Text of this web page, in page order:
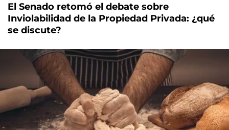
El Senado retomó el debate sobre
Inviolabilidad de la Propiedad Privada: ¿qué
se discute?